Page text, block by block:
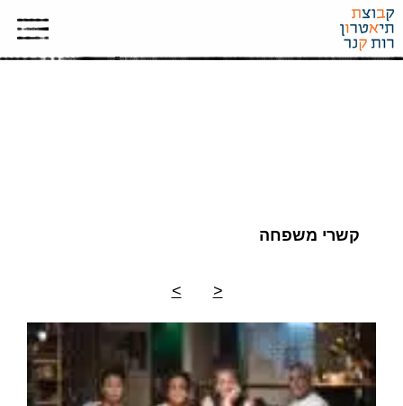
קשרי משפחה
<
>